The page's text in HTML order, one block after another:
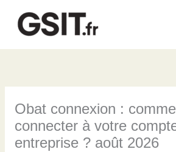
contenu
Obat connexion :
connecter à votre
entreprise ? août 2026